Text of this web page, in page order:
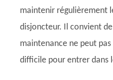
maintenir régulièrement
disjoncteur. Il convient
maintenance ne peut
difficile pour entrer dans